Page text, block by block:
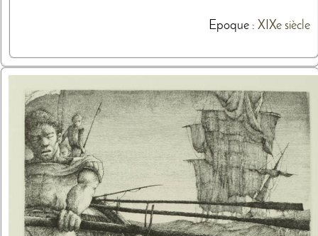
Epoque : XIXe siècle